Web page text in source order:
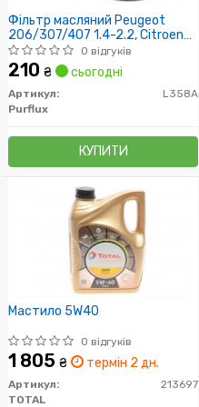
Фільтр масляний Peugeot
206/307/407 1.4-2.2, Citroen
C2/C3/C4/C5 1.4-2.0 02-
0 відгуків
210 ₴ сьогодні
Артикул:
L358A
Purflux
КУПИТИ
Мастило 5W40
0 відгуків
1 805 ₴ термін 2 дн.
Артикул:
213697
TOTAL